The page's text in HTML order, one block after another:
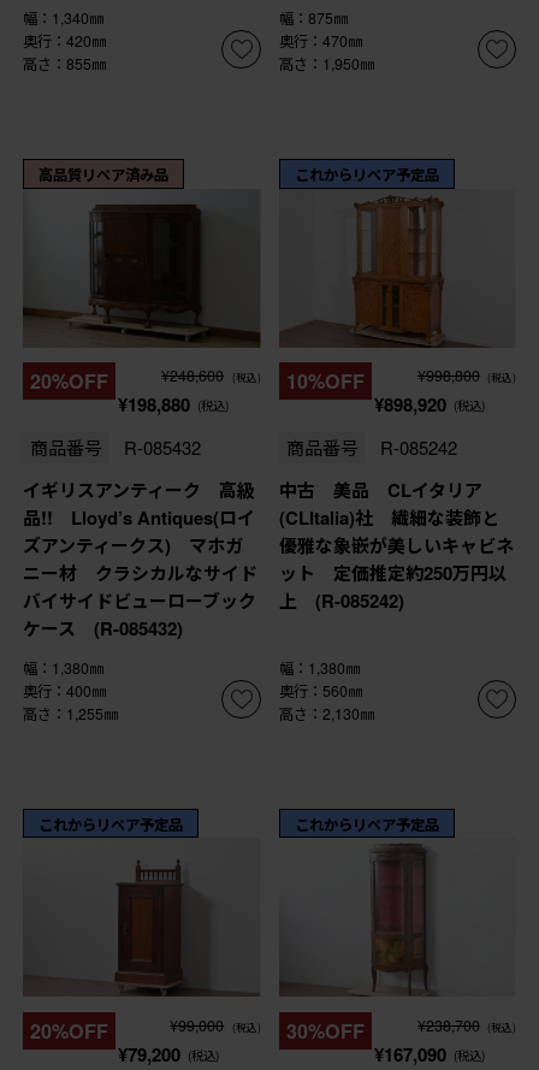
幅：1,340㎜
奥行：420㎜
高さ：855㎜
幅：875㎜
奥行：470㎜
高さ：1,950㎜
高品質リペア済み品
20%OFF ¥248,600 (税込)
¥198,880 (税込)
商品番号 R-085432
イギリスアンティーク 高級
品!! Lloyd’s Antiques(ロイ
ズアンティークス) マホガ
ニー材 クラシカルなサイド
バイサイドビューローブック
ケース (R-085432)
幅：1,380㎜
奥行：400㎜
高さ：1,255㎜
これからリペア予定品
10%OFF ¥998,800 (税込)
¥898,920 (税込)
商品番号 R-085242
中古 美品 CLイタリア
(CLItalia)社 繊細な装飾と
優雅な象嵌が美しいキャビネ
ット 定価推定約250万円以
上 (R-085242)
幅：1,380㎜
奥行：560㎜
高さ：2,130㎜
これからリペア予定品
20%OFF ¥99,000 (税込)
¥79,200 (税込)
これからリペア予定品
30%OFF ¥238,700 (税込)
¥167,090 (税込)